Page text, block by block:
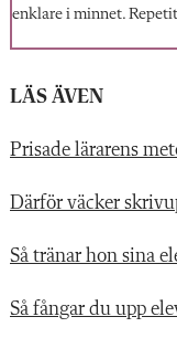
enklare i minnet.
LÄS ÄVEN
Prisade lärarens
Därför väcker
Så tränar hon sina
Så fångar du upp